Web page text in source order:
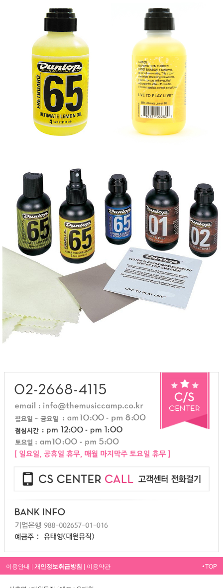
이용안내 | 개인정보취급방침 | 이용약관 ▲TOP